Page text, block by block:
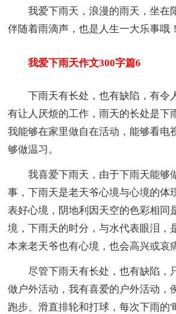
我爱下雨天，浪漫的雨天，坐在
伴随着雨滴声，也是人生一大乐事哦！
我爱下雨天作文300字篇6
下雨天有长处，也有缺陷，有令
有让人厌烦的工作，雨天的长处是下
我能够在家里做自在活动，能够看电
够做温习。
我喜爱下雨天，由于下雨天能够
事，下雨天是老天爷心境与心境的体
表好心境，阴地利因天空的色彩相同
境，下雨天的时分，与水代表眼泪，
本来老天爷也有心境，也会高兴或哀
尽管下雨天有长处，也有缺陷，
做户外活动，我有喜爱的户外活动，
跑步、滑直排轮和打球，每次下雨的'